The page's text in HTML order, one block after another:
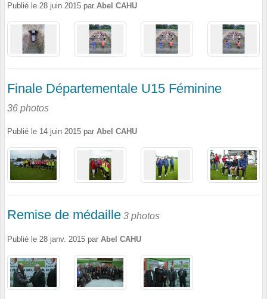
Publié le 28 juin 2015 par Abel CAHU
Finale Départementale U15 Féminine
36 photos
Publié le 14 juin 2015 par Abel CAHU
Remise de médaille 3 photos
Publié le 28 janv. 2015 par Abel CAHU